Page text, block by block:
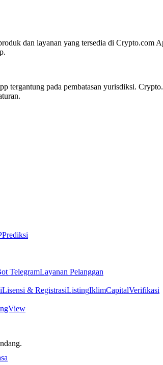
dan layanan yang tersedia di Crypto.com
tergantung pada pembatasan yurisdiksi.
Prediksi
TelegramLayanan Pelanggan
Lisensi & RegistrasiListingIklimCapitalVerifikasi